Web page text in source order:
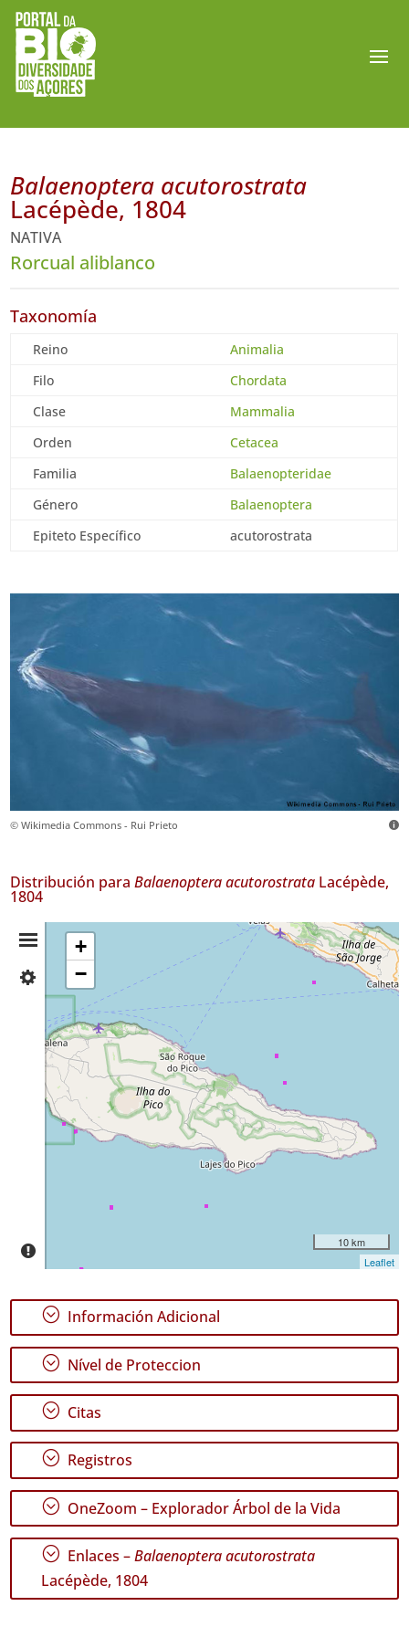
Balaenoptera acutorostrata
Lacépède, 1804
NATIVA
Rorcual aliblanco
Taxonomía
Reino
Animalia
Filo
Chordata
Clase
Mammalia
Orden
Cetacea
Familia
Balaenopteridae
Género
Balaenoptera
Epiteto Específico
acutorostrata
© Wikimedia Commons - Rui Prieto
Distribución paraBalaenoptera acutorostrata Lacépède,
1804
Resumen
Distribución
Pico
✓
Mar
150
Nivel
de
Precisión
GBIF -
Ocurrencias
🔗 GBIF
España
🔗 GBIF
World
+
−
10 km
Leaflet
; Información Adicional
; Nível de Proteccion
; Citas
; Registros
; OneZoom – Explorador Árbol de la Vida
; Enlaces –Balaenoptera acutorostrata
Lacépède, 1804